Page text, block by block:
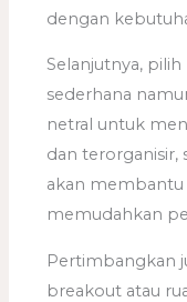
dengan
Selanjutnya,
sederhana
netral untuk
dan terorganisir,
akan
memudahkan
Pertimbangkan
breakout atau